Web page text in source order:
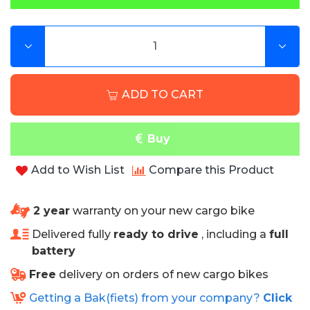
MIPS®-hersenbeschermingssysteem
Voorzien van een NTA-8776 certificering
Fidlock magneetgesp voor eenvoudig openen
Hoofdomtrek: 52-56 cm (S), 56-58 cm (M), 58-
61 cm (L)
In-mold polycarbonaat schaal met EPS-
voering
16 ventilatieopeningen
insecten
Geïntegreerd insectennet
Met magnetisch USB LED-licht op achterkant
ADD TO CART
Buy
Add to Wish List Compare this Product
2 year warranty on your new cargo bike
Delivered fully ready to drive , including a full
battery
Free delivery on orders of new cargo bikes
Getting a Bak(fiets) from your company? Click